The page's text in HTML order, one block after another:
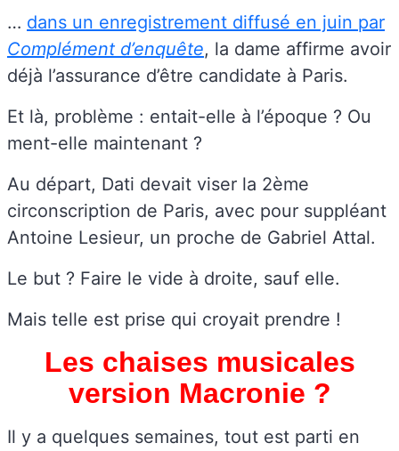
… dans un enregistrement diffusé en juin par
Complément d’enquête, la dame affirme avoir
déjà l’assurance d’être candidate à Paris.
Et là, problème : entait-elle à l’époque ? Ou
ment-elle maintenant ?
Au départ, Dati devait viser la 2ème
circonscription de Paris, avec pour suppléant
Antoine Lesieur, un proche de Gabriel Attal.
Le but ? Faire le vide à droite, sauf elle.
Mais telle est prise qui croyait prendre !
Les chaises musicales
version Macronie ?
Il y a quelques semaines, tout est parti en